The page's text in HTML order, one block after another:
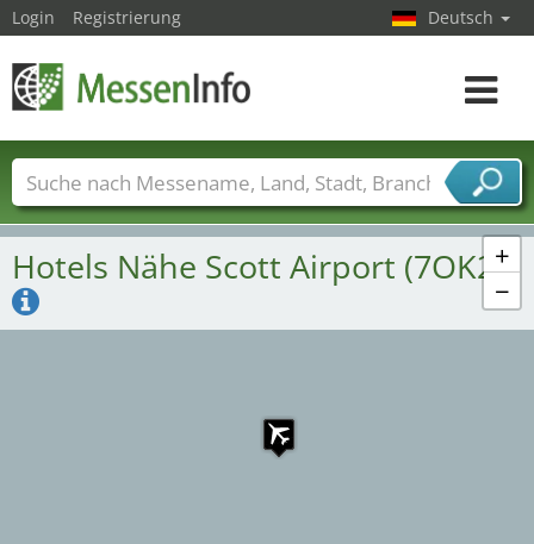
+
−
Hotels Nähe Scott Airport (7OK2)
Login Registrierung Deutsch
Toggle
Messenamen Länder Städte
Branchen
Dienstleisterbranchen